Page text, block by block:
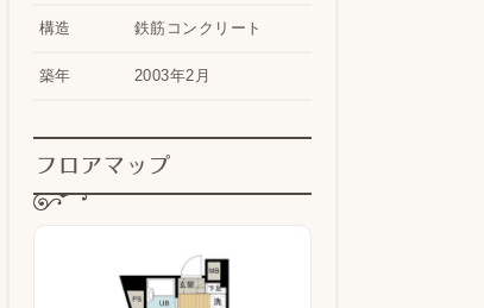
構造 鉄筋コンクリート
築年 2003年2月
フロアマップ